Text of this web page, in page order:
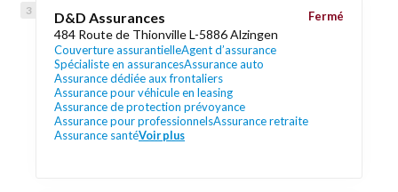
D&D Assurances
484 Route de Thionville L-5886 Alzingen
Couverture assurantielleAgent d’assurance
Spécialiste en assurancesAssurance auto
Assurance dédiée aux frontaliers
Assurance pour véhicule en leasing
Assurance de protection prévoyance
Assurance pour professionnelsAssurance retraite
Assurance santéVoir plus
Fermé